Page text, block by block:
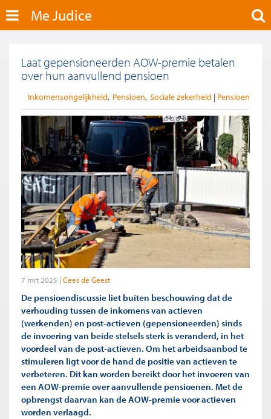
Me Judice
Laat gepensioneerden AOW-premie betalen
over hun aanvullend pensioen
Inkomensongelijkheid Pensioen Sociale zekerheid Pensioen
7 mrt 2025 Cees de Geest
De pensioendiscussie liet buiten beschouwing dat de
verhouding tussen de inkomens van actieven
(werkenden) en post-actieven (gepensioneerden) sinds
de invoering van beide stelsels sterk is veranderd, in het
voordeel van de post-actieven. Om het arbeidsaanbod te
stimuleren ligt voor de hand de positie van actieven te
verbeteren. Dit kan worden bereikt door het invoeren van
een AOW-premie over aanvullende pensioenen. Met de
opbrengst daarvan kan de AOW-premie voor actieven
worden verlaagd.